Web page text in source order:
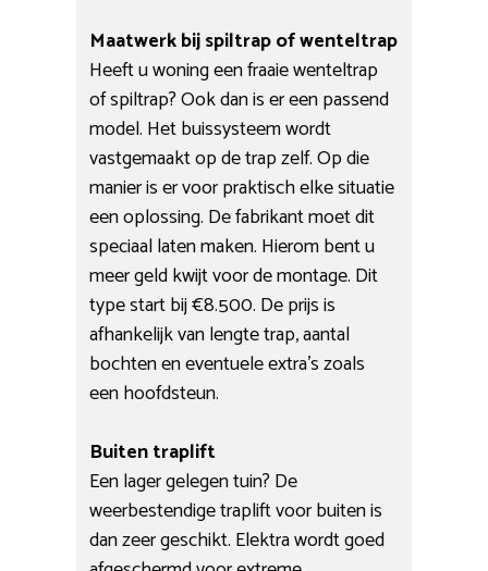
Maatwerk bij spiltrap of wenteltrap
Heeft u woning een fraaie wenteltrap
of spiltrap? Ook dan is er een passend
model. Het buissysteem wordt
vastgemaakt op de trap zelf. Op die
manier is er voor praktisch elke situatie
een oplossing. De fabrikant moet dit
speciaal laten maken. Hierom bent u
meer geld kwijt voor de montage. Dit
type start bij €8.500. De prijs is
afhankelijk van lengte trap, aantal
bochten en eventuele extra’s zoals
een hoofdsteun.
Buiten traplift
Een lager gelegen tuin? De
weerbestendige traplift voor buiten is
dan zeer geschikt. Elektra wordt goed